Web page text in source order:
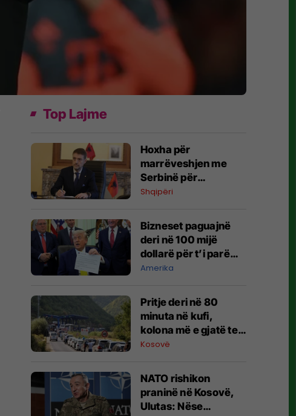
Top Lajme
Hoxha për
marrëveshjen me
Serbinë për
konsullatat në
Bujanoc: Interesi
kombëtar mbi
emocionet historike
Shqipëri
Bizneset paguajnë
deri në 100 mijë
dollarë për t’i parë
më shpejt postimet e
Amerika
Pritje deri në 80
minuta në kufi,
kolona më e gjatë te
Dheu i Bardhë
Kosovë
NATO rishikon
praninë në Kosovë,
Ulutas: Nëse